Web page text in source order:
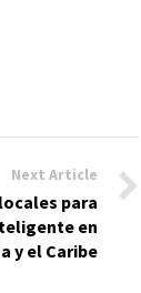
Next Article
para
en
y el Caribe